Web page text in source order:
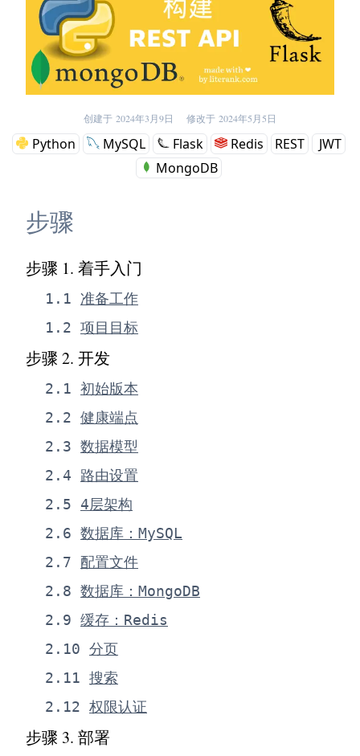
创建于 2024年3月9日 修改于 2024年5月5日
Python MySQL Flask Redis REST
JWT
MongoDB
步骤
步骤 1. 着手入门
1 . 1 准备工作
1 . 2 项目目标
步骤 2. 开发
2 . 1 初始版本
2 . 2 健康端点
2 . 3 数据模型
2 . 4
路由设置
2 . 5
4层架构
2 . 6 数据库：MySQL
2 . 7 配置文件
2 . 8 数据库：MongoDB
2 . 9 缓存：Redis
2 . 10 分页
2 . 11 搜索
2 . 12 权限认证
步骤 3. 部署